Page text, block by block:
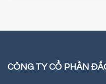
CÔNG TY CỔ PHẦN